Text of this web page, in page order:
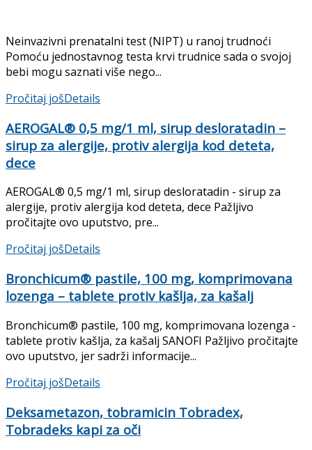
Neinvazivni prenatalni test (NIPT) u ranoj trudnoći
Pomoću jednostavnog testa krvi trudnice sada o svojoj
bebi mogu saznati više nego...
Pročitaj jošDetails
AEROGAL® 0,5 mg/1 ml, sirup desloratadin –
sirup za alergije, protiv alergija kod deteta,
dece
AEROGAL® 0,5 mg/1 ml, sirup desloratadin - sirup za
alergije, protiv alergija kod deteta, dece Pažljivo
pročitajte ovo uputstvo, pre...
Pročitaj jošDetails
Bronchicum® pastile, 100 mg, komprimovana
lozenga – tablete protiv kašlja, za kašalj
Bronchicum® pastile, 100 mg, komprimovana lozenga -
tablete protiv kašlja, za kašalj SANOFI Pažljivo pročitajte
ovo uputstvo, jer sadrži informacije...
Pročitaj jošDetails
Deksametazon, tobramicin Tobradex,
Tobradeks kapi za oči